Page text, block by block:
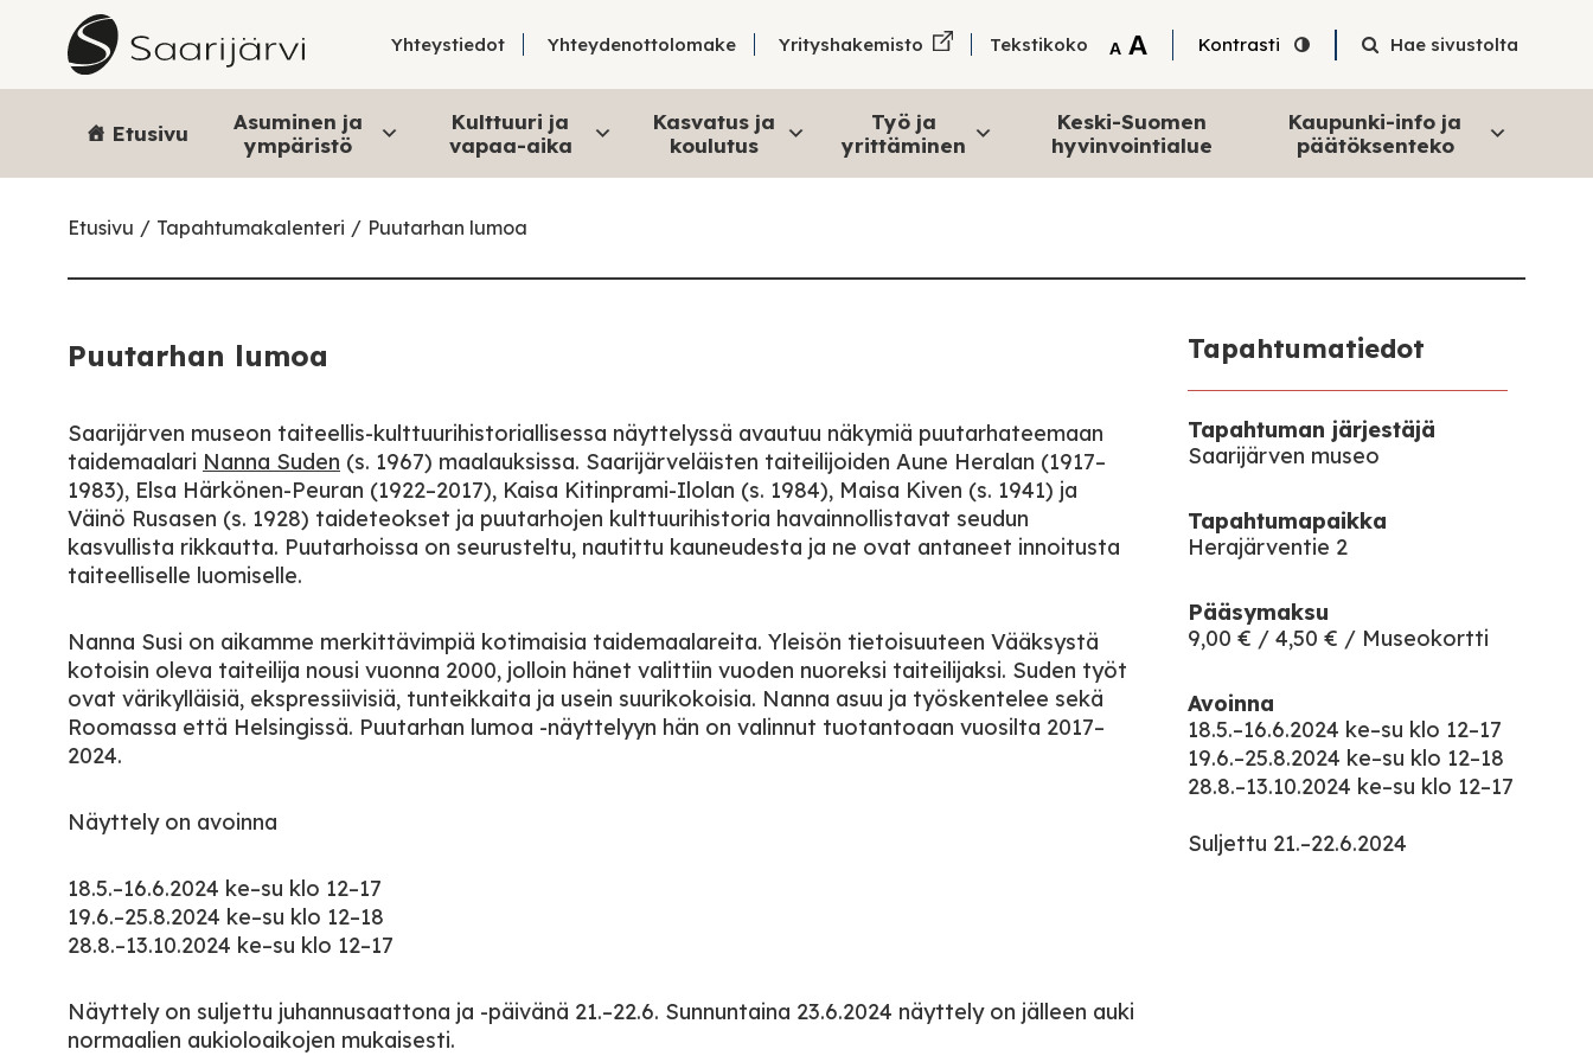
Skip to content
Yhteystiedot Yhteydenottolomake Yrityshakemisto Tekstikoko A Tekstin pienentäminen
A Tekstin suurentaminen
Kontrasti Hae sivustolta
Etusivu
Asuminen ja
ympäristö
Kulttuuri ja
vapaa-aika
Kasvatus ja
koulutus
Työ ja
yrittäminen
Keski-Suomen
hyvinvointialue
Kaupunki-info ja
päätöksenteko
Etusivu Tapahtumakalenteri Puutarhan lumoa
Puutarhan lumoa
Saarijärven museon taiteellis-kulttuurihistoriallisessa näyttelyssä avautuu näkymiä puutarhateemaan
taidemaalari Nanna Suden (s. 1967) maalauksissa. Saarijärveläisten taiteilijoiden Aune Heralan (1917–
1983), Elsa Härkönen-Peuran (1922–2017), Kaisa Kitinprami-Ilolan (s. 1984), Maisa Kiven (s. 1941) ja
Väinö Rusasen (s. 1928) taideteokset ja puutarhojen kulttuurihistoria havainnollistavat seudun
kasvullista rikkautta. Puutarhoissa on seurusteltu, nautittu kauneudesta ja ne ovat antaneet innoitusta
taiteelliselle luomiselle.
Nanna Susi on aikamme merkittävimpiä kotimaisia taidemaalareita. Yleisön tietoisuuteen Vääksystä
kotoisin oleva taiteilija nousi vuonna 2000, jolloin hänet valittiin vuoden nuoreksi taiteilijaksi. Suden työt
ovat värikylläisiä, ekspressiivisiä, tunteikkaita ja usein suurikokoisia. Nanna asuu ja työskentelee sekä
Roomassa että Helsingissä. Puutarhan lumoa -näyttelyyn hän on valinnut tuotantoaan vuosilta 2017–
2024.
Näyttely on avoinna
18.5.–16.6.2024 ke–su klo 12–17
19.6.–25.8.2024 ke–su klo 12–18
28.8.–13.10.2024 ke–su klo 12–17
Näyttely on suljettu juhannusaattona ja -päivänä 21.–22.6. Sunnuntaina 23.6.2024 näyttely on jälleen auki
normaalien aukioloaikojen mukaisesti.
Tapahtumatiedot
Tapahtuman järjestäjä
Saarijärven museo
Tapahtumapaikka
Herajärventie 2
Pääsymaksu
9,00 € / 4,50 € / Museokortti
Avoinna
18.5.–16.6.2024 ke–su klo 12–17
19.6.–25.8.2024 ke–su klo 12–18
28.8.–13.10.2024 ke–su klo 12–17
Suljettu 21.–22.6.2024